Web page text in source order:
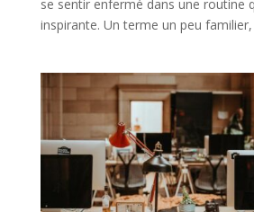
se sentir enfermé dans une routine
inspirante. Un terme un peu